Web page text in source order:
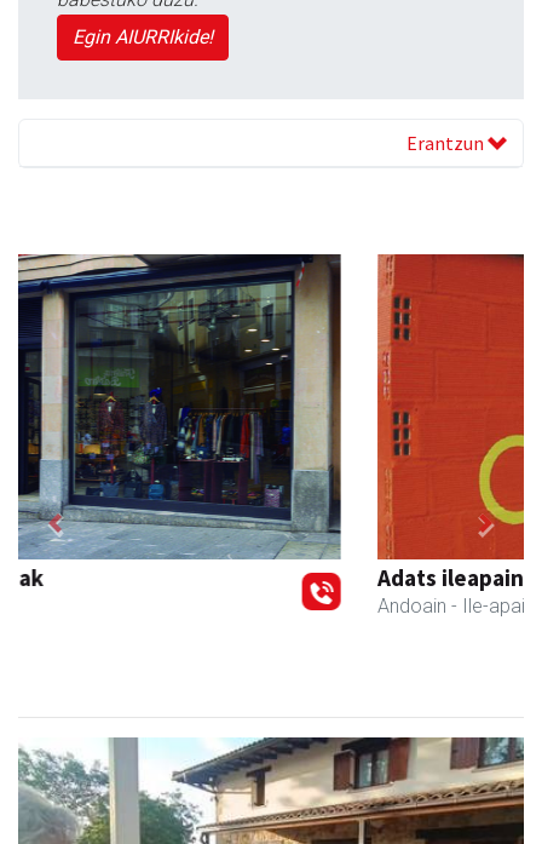
Egin AIURRIkide!
Erantzun
Adats ileapaindegi eta estetika
Previous Next